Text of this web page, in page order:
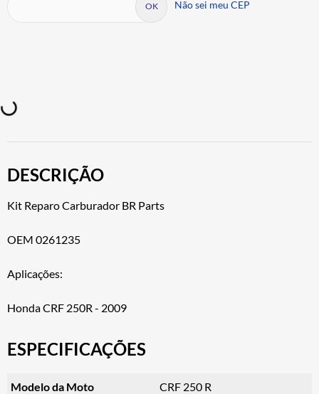
Não sei meu CEP
DESCRIÇÃO
Kit Reparo Carburador BR Parts
OEM 0261235
Aplicações:
Honda CRF 250R - 2009
ESPECIFICAÇÕES
Modelo da Moto CRF 250 R